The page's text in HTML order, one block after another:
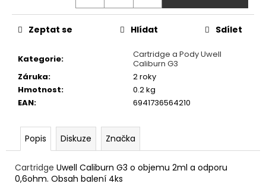
Kategorie:
Cartridge a Pody Uwell
Caliburn G3
Záruka:
2 roky
Hmotnost:
0.2 kg
EAN: 6941736564210
Zeptat se Hlídat Sdílet
Popis Diskuze Značka
Cartridge Uwell Caliburn G3 o objemu 2ml a odporu
0,6ohm. Obsah balení 4ks
p
o
č
u
e
LIQUID
DEKANG
PINEAPPLE